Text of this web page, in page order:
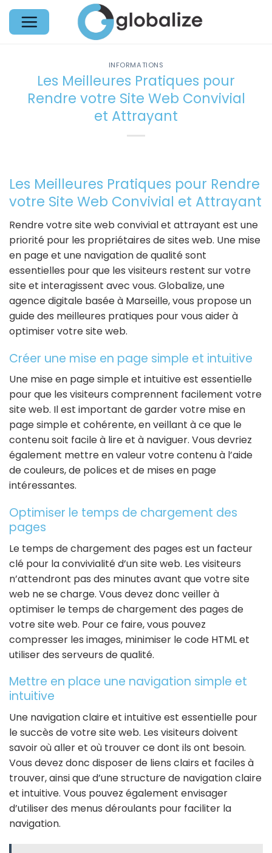
Passer
contenu
INFORMATIONS
Les Meilleures Pratiques pour
Rendre votre Site Web Convivial
et Attrayant
Les Meilleures Pratiques pour Rendre
votre Site Web Convivial et Attrayant
Rendre votre site web convivial et attrayant est une
priorité pour les propriétaires de sites web. Une mise
en page et une navigation de qualité sont
essentielles pour que les visiteurs restent sur votre
site et interagissent avec vous. Globalize, une
agence digitale basée à Marseille, vous propose un
guide des meilleures pratiques pour vous aider à
optimiser votre site web.
Créer une mise en page simple et intuitive
Une mise en page simple et intuitive est essentielle
pour que les visiteurs comprennent facilement votre
site web. Il est important de garder votre mise en
page simple et cohérente, en veillant à ce que le
contenu soit facile à lire et à naviguer. Vous devriez
également mettre en valeur votre contenu à l’aide
de couleurs, de polices et de mises en page
intéressantes.
Optimiser le temps de chargement des
pages
Le temps de chargement des pages est un facteur
clé pour la convivialité d’un site web. Les visiteurs
n’attendront pas des minutes avant que votre site
web ne se charge. Vous devez donc veiller à
optimiser le temps de chargement des pages de
votre site web. Pour ce faire, vous pouvez
compresser les images, minimiser le code HTML et
utiliser des serveurs de qualité.
Mettre en place une navigation simple et
intuitive
Une navigation claire et intuitive est essentielle pour
le succès de votre site web. Les visiteurs doivent
savoir où aller et où trouver ce dont ils ont besoin.
Vous devez donc disposer de liens clairs et faciles à
trouver, ainsi que d’une structure de navigation claire
et intuitive. Vous pouvez également envisager
d’utiliser des menus déroulants pour faciliter la
navigation.